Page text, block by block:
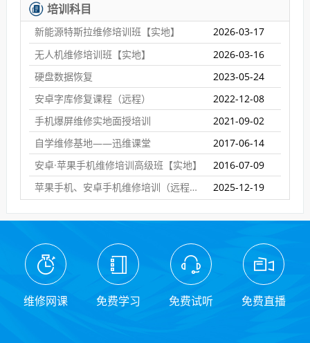
培训科目
新能源特斯拉维修培训班【实地】
2026-03-17
无人机维修培训班【实地】
2026-03-16
硬盘数据恢复
2023-05-24
安卓字库修复课程（远程）
2022-12-08
手机爆屏维修实地面授培训
2021-09-02
自学维修基地——迅维课堂
2017-06-14
安卓·苹果手机维修培训高级班【实地】
2016-07-09
苹果手机、安卓手机维修培训（远程网络班）
2025-12-19
维修网课 免费学习 免费试听 免费直播